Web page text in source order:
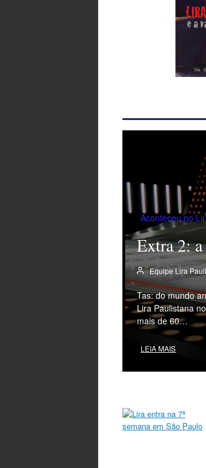
Aconteceu no
Extra 2:
Equipe Lira
Tas: do mundo
Lira Paulistana
mais de 60…
LEIA MAIS